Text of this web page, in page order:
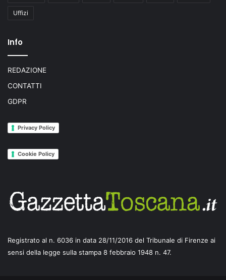
Uffizi
Info
REDAZIONE
CONTATTI
GDPR
Privacy Policy
Cookie Policy
Registrato al n. 6036 in data 28/11/2016 del Tribunale di Firenze ai
sensi della legge sulla stampa 8 febbraio 1948 n. 47.